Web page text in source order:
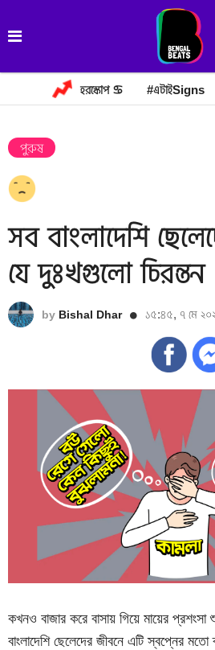
হরস্কোপ ♋ #এটাইSigns
পুরুষ
সব বাংলাদেশি
যে দুঃখগুলো চিরন্তন
by Bishal Dhar ১৫:৪৫, ৭ মে
কখনও বাজার করে বাসায় গিয়ে মায়ের
বাংলাদেশি ছেলেদের জীবনে এটি স্বপ্নের